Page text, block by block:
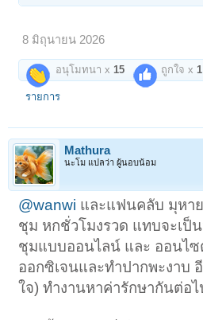
8 มิถุนายน 2026
อนุโมทนา x15 ถูกใจ x1
รายการ
Mathura
นะโม แปลว่า ผู้นอบน้อม
@wanwi และแฟนคลับ มุหา
ชุม หกชั่วโมงรวด แทบจะเป็
ชุมแบบออนไลน์ และ ออนไซ
ออกซิเจนและทำปากพะงาบ
ใจ) ทำงานหาค่ารักษากันต่อไ